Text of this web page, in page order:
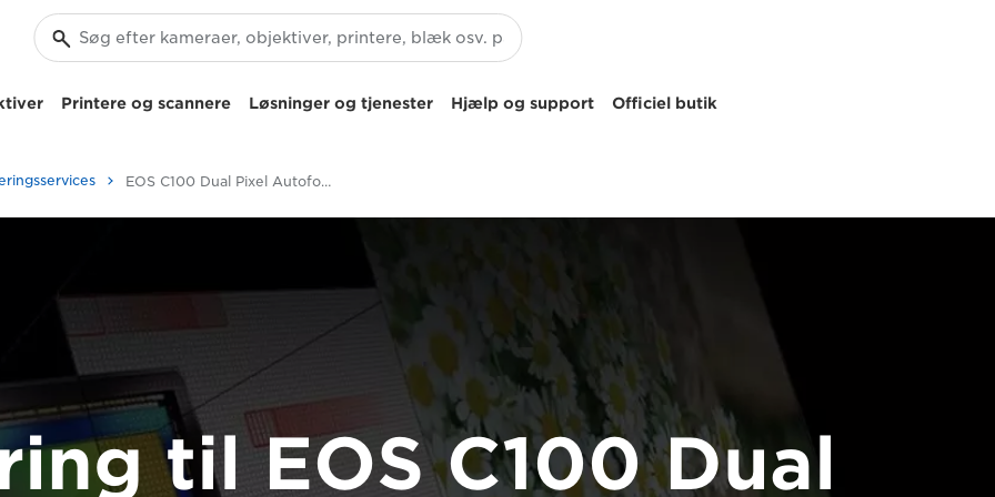
Printere og scannere Løsninger og tjenester Hjælp og support Officiel butik
EOS C100 Dual Pixel Autofocus-opgradering
til EOS C100 Dual